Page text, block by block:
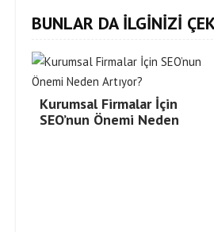
BUNLAR DA İLGİNİZİ
Kurumsal Firmalar İçin
SEO’nun Önemi Neden